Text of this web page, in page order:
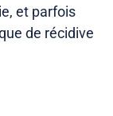
et parfois
de récidive